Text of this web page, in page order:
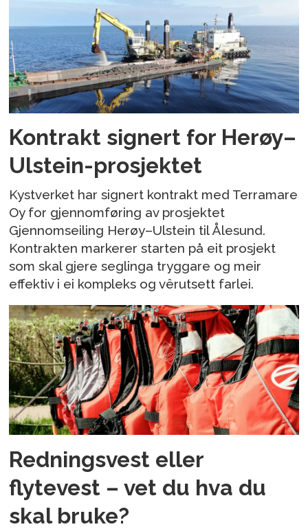
Kontrakt signert for Herøy–
Ulstein-prosjektet
Kystverket har signert kontrakt med Terramare
Oy for gjennomføring av prosjektet
Gjennomseiling Herøy–Ulstein til Ålesund.
Kontrakten markerer starten på eit prosjekt
som skal gjere seglinga tryggare og meir
effektiv i ei kompleks og vêrutsett farlei.
Redningsvest eller
flytevest – vet du hva du
skal bruke?